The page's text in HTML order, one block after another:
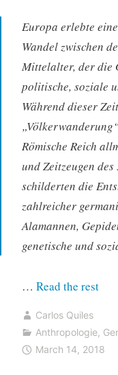
Europa erlebte
Wandel zwischen
Mittelalter, der die
politische, soziale
Während dieser
Römische Reich
und Zeitzeugen
schilderten die
zahlreicher
Alamannen,
genetische und
… Read the rest
aus
Carlos Quiles
Anthropologie,
March 14, 2018